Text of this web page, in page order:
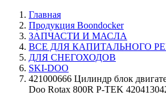
Главная
Продукция Boondocker
ЗАПЧАСТИ И МАСЛА
ВСЕ ДЛЯ КАПИТАЛЬНОГО
ДЛЯ СНЕГОХОДОВ
SKI-DOO
421000666 Цилиндр блок
Doo Rotax 800R P-TEK